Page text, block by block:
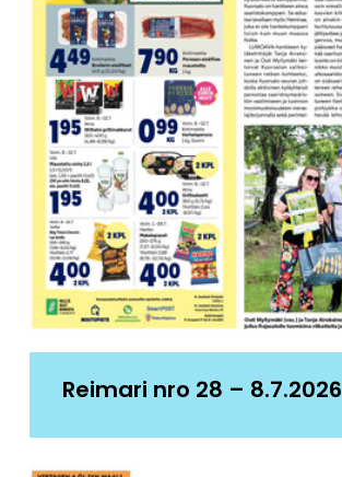
Reimari nro 28 – 8.7.2026